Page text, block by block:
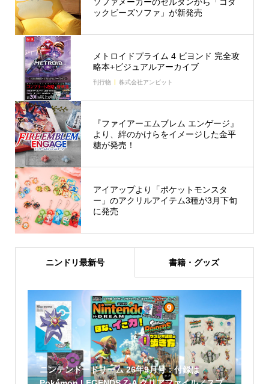
ソファメーカーのセルタンから「コダ
ックビーズソファ」が新発売
メトロイドプライム 4 ビヨンド 完全攻
略本+ビジュアルアーカイブ
刊行物 株式会社アンビット
『ファイアーエムブレム エンゲージ』
より、絆のかけらをイメージした金平
糖が発売！
アイアップより「ポケットモンスタ
ー」のアクリルアイテム3種が3月下旬
に発売
ニンドリ最新号 書籍・グッズ
ニンテンドードリーム 26年9月号：付録は